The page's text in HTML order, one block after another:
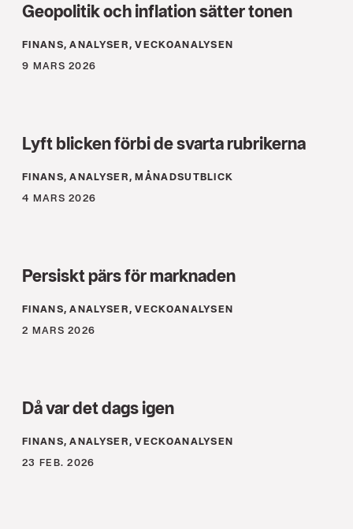
Geopolitik och inflation sätter tonen
FINANS, ANALYSER, VECKOANALYSEN
9 MARS 2026
Lyft blicken förbi de svarta rubrikerna
FINANS, ANALYSER, MÅNADSUTBLICK
4 MARS 2026
Persiskt pärs för marknaden
FINANS, ANALYSER, VECKOANALYSEN
2 MARS 2026
Då var det dags igen
FINANS, ANALYSER, VECKOANALYSEN
23 FEB. 2026